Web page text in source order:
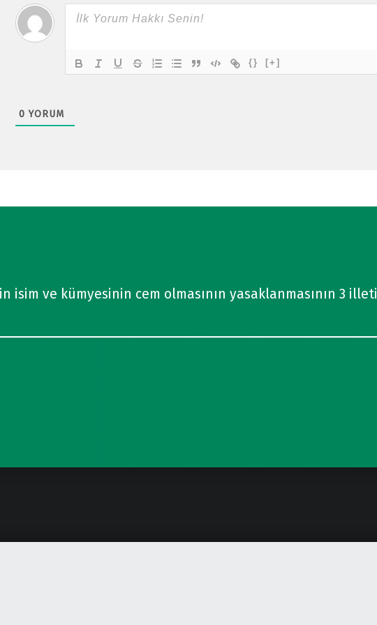
{} [+]
0 YORUM
isim ve kümyesinin cem olmasının yasaklanmasının 3 illeti